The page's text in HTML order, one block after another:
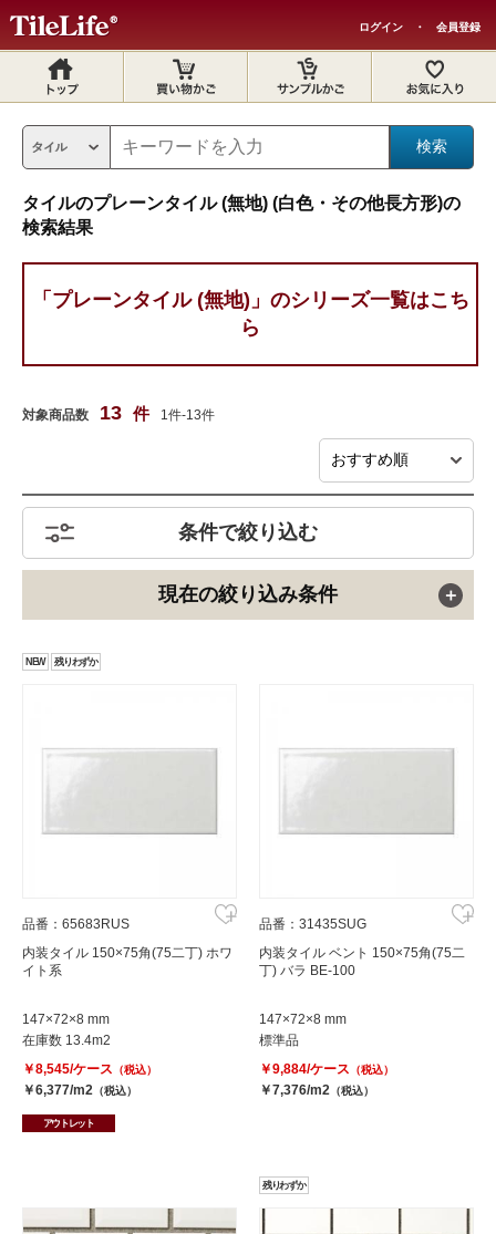
ログイン ・ 会員登録
タイルのプレーンタイル (無地) (白色・その他長方形)の
検索結果
「プレーンタイル (無地)」のシリーズ一覧はこち
ら
対象商品数 13 件 1件-13件
条件で絞り込む
現在の絞り込み条件
NEW 残りわずか
品番：65683RUS
内装タイル 150×75角(75二丁) ホワ
イト系
147×72×8 mm
在庫数 13.4m2
￥8,545/ケース （税込）
￥6,377/m2 （税込）
アウトレット
品番：31435SUG
内装タイル ベント 150×75角(75二
丁) バラ BE-100
147×72×8 mm
標準品
￥9,884/ケース （税込）
￥7,376/m2 （税込）
残りわずか